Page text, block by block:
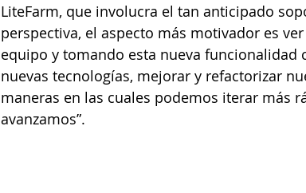
LiteFarm, que involucra el tan anticipado
perspectiva, el aspecto más motivador es
equipo y tomando esta nueva
nuevas tecnologías, mejorar y refactorizar
maneras en las cuales podemos iterar más
avanzamos”.